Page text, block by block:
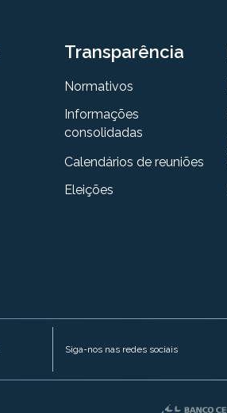
Transparência
Normativos
Informações
consolidadas
Calendários de reuniões
Eleições
Siga-nos nas redes sociais